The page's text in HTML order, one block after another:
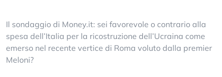
Il sondaggio di Money.it: sei favorevole o contrario alla
spesa dell’Italia per la ricostruzione dell’Ucraina come
emerso nel recente vertice di Roma voluto dalla premier
Meloni?